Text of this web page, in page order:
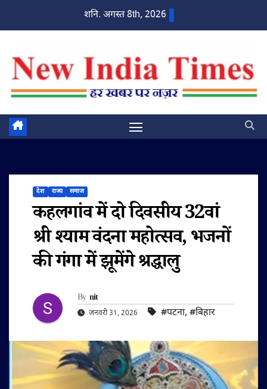
शनि. अगस्त 8th, 2026
देश राज्य समाज
कहलगांव में दो दिवसीय 32वां
श्री श्याम वंदना महोत्सव, भजनों
की गंगा में झूमेंगे श्रद्धालु
By nit
जनवरी 31, 2026 #पटना, #बिहार